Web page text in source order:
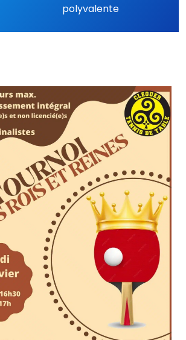
polyvalente